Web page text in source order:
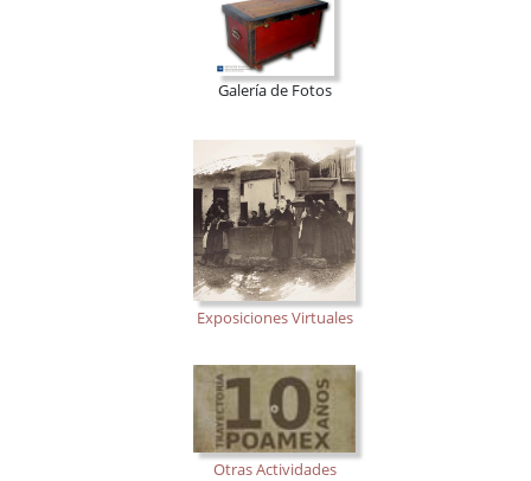
Galería de Fotos
Exposiciones Virtuales
Otras Actividades